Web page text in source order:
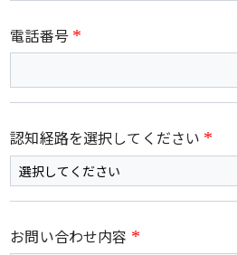
電話番号 *
認知経路を選択してください *
お問い合わせ内容 *